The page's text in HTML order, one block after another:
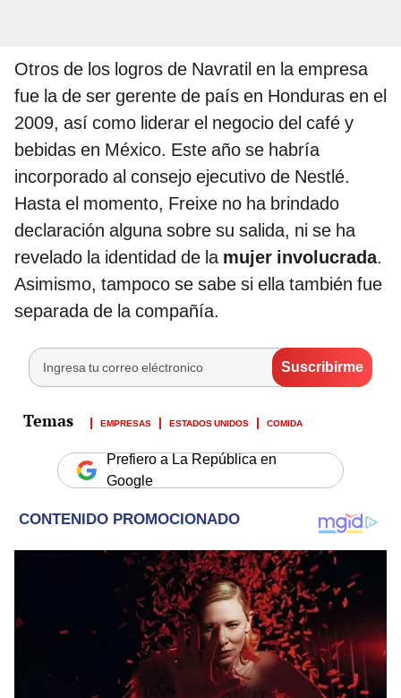
Otros de los logros de Navratil en la empresa
fue la de ser gerente de país en Honduras en el
2009, así como liderar el negocio del café y
bebidas en México. Este año se habría
incorporado al consejo ejecutivo de Nestlé.
Hasta el momento, Freixe no ha brindado
declaración alguna sobre su salida, ni se ha
revelado la identidad de la mujer involucrada.
Asimismo, tampoco se sabe si ella también fue
separada de la compañía.
EMPRESAS ESTADOS UNIDOS COMIDA
Prefiero a La República en
Google